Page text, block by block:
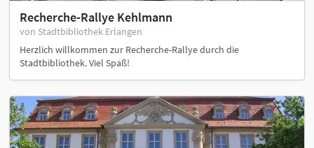
Recherche-Rallye Kehlmann
von Stadtbibliothek Erlangen
Herzlich willkommen zur Recherche-Rallye durch die
Stadtbibliothek. Viel Spaß!